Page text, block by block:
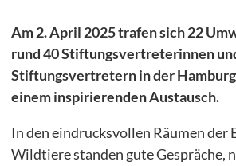
Am 2. April 2025 trafen sich 22
rund 40 Stiftungsvertreterinnen
Stiftungsvertretern in der
einem inspirierenden Austausch.
In den eindrucksvollen Räumen der
Wildtiere standen gute Gespräche,